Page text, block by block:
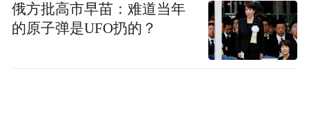
俄方批高市早苗：难道当年
的原子弹是UFO扔的？